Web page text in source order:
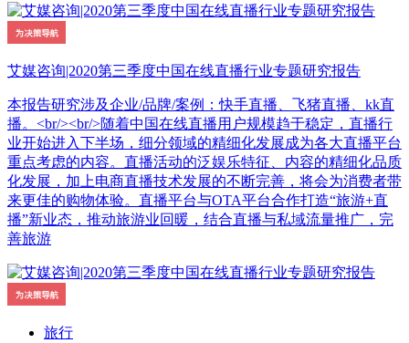
艾媒咨询|2020第三季度中国在线直播行业专题研究报告
本报告研究涉及企业/品牌/案例：快手直播、飞猪直播、kk直
播。<br/><br/>随着中国在线直播用户规模趋于稳定，直播行
业开始进入下半场，细分领域的精细化发展成为各大直播平台
重点考虑的内容。直播活动的泛娱乐特征、内容的精细化品质
化发展，加上电商直播技术发展的不断完善，将会为消费者带
来更佳的购物体验。直播平台与OTA平台合作打造“旅游+直
播”新业态，推动旅游业回暖，结合直播与私域流量推广，完
善旅游
旅行